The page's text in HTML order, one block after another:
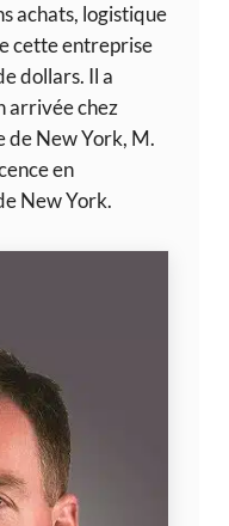
achats, logistique
cette entreprise
dollars. Il a
arrivée chez
de New York, M.
en
New York.